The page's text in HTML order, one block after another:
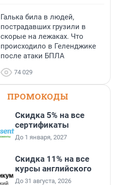
Галька била в людей,
пострадавших грузили в
скорые на лежаках. Что
происходило в Геленджике
после атаки БПЛА
74 029
ПРОМОКОДЫ
Скидка 5% на все
сертификаты
До 1 января, 2027
Скидка 11% на все
курсы английского
До 31 августа, 2026